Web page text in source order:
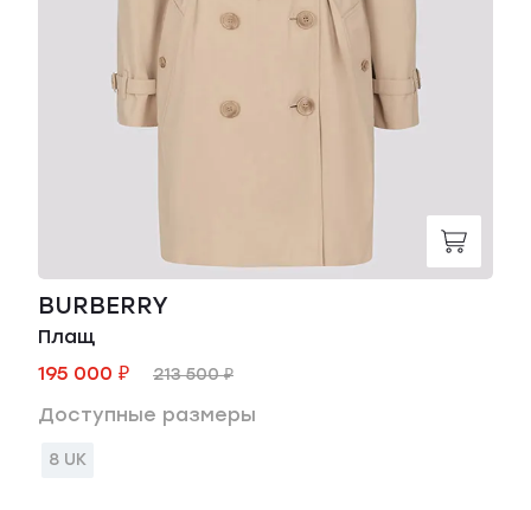
BURBERRY
Плащ
195 000 ₽
213 500 ₽
Доступные размеры
8 UK